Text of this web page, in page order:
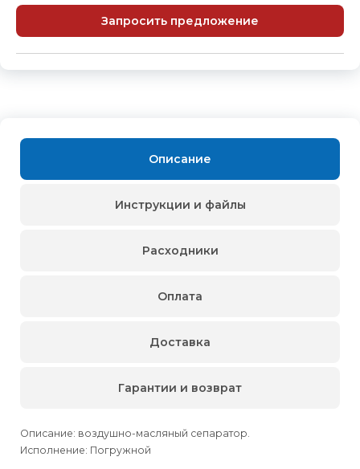
Запросить предложение
Описание
Описание: воздушно-масляный сепаратор.
Исполнение: Погружной
Инструкции и файлы
Расходники
Оплата
Доставка
Гарантии и возврат